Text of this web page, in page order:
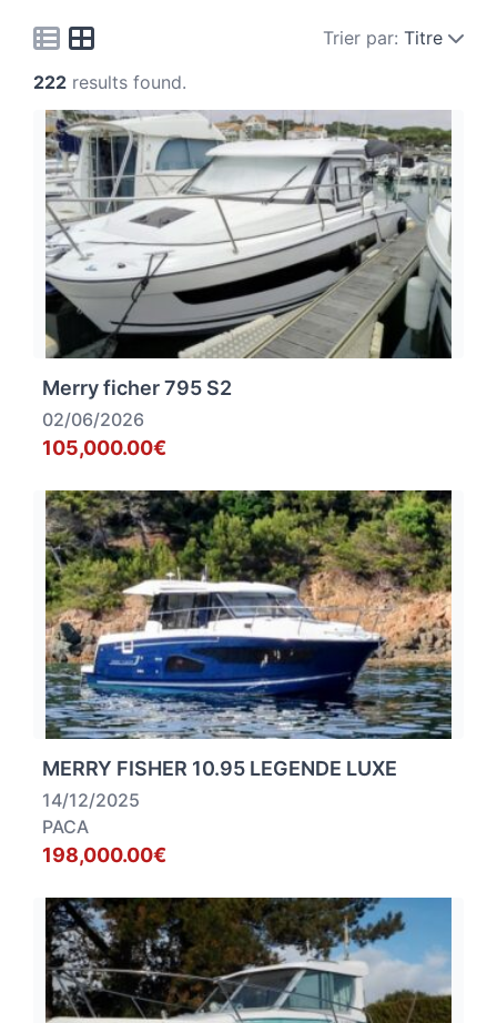
Trier par: Titre
222 results found.
Merry ficher 795 S2
02/06/2026
105,000.00€
MERRY FISHER 10.95 LEGENDE LUXE
14/12/2025
PACA
198,000.00€